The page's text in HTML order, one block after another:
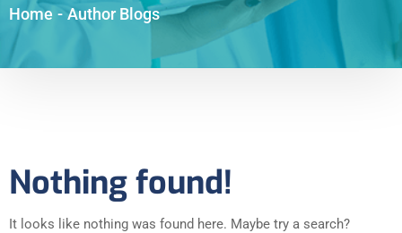
Home - Author Blogs
Nothing found!
It looks like nothing was found here. Maybe try a search?